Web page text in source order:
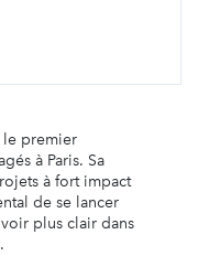
le premier
à Paris. Sa
à fort impact
de se lancer
plus clair dans